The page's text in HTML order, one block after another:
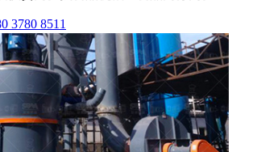
3780 8511